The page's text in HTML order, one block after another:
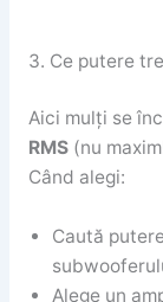
3. Ce putere
Aici mulți se
RMS(nu
Când alegi:
Caută
Alege un